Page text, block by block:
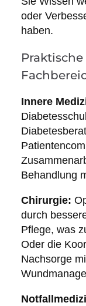
oder
haben.
Innere
Behandlung
Chirurgie:
durch
Pflege, was
Oder die
Nachsorge